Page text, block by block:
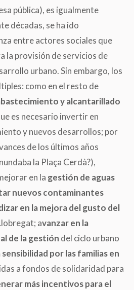
pública), es igualmente
décadas, se ha ido
entre actores sociales que
la provisión de servicios de
urbano. Sin embargo, los
como en el resto de
y alcantarillado
es necesario invertir en
y nuevos desarrollos; por
de los últimos años
la Plaça Cerdà?),
en la gestión de aguas
nuevos contaminantes
en la mejora del gusto del
avanzar en la
de la gestión del ciclo urbano
por las familias en
a fondos de solidaridad para
más incentivos para el